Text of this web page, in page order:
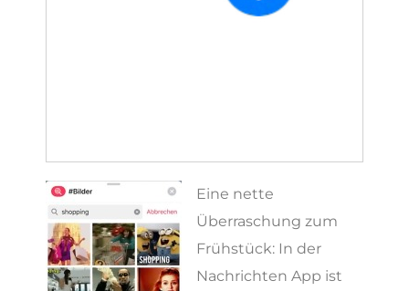
Eine nette
Überraschung zum
Frühstück: In der
Nachrichten App ist